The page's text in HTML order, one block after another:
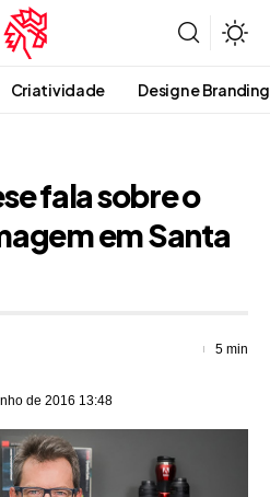
Criatividade Design e Branding
fala sobre o
em Santa
de 2016 13:48
5 min